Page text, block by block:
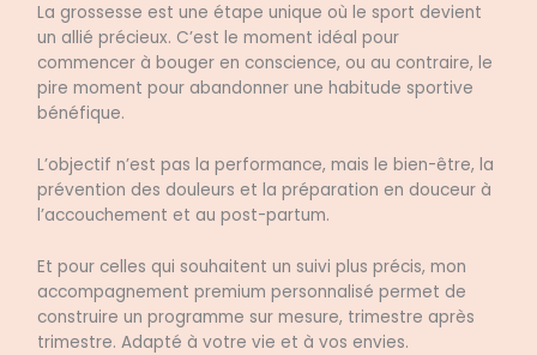
La grossesse est une étape unique où le sport devient
un allié précieux. C’est le moment idéal pour
commencer à bouger en conscience, ou au contraire, le
pire moment pour abandonner une habitude sportive
bénéfique.
L’objectif n’est pas la performance, mais le bien-être, la
prévention des douleurs et la préparation en douceur à
l’accouchement et au post-partum.
Et pour celles qui souhaitent un suivi plus précis, mon
accompagnement premium personnalisé permet de
construire un programme sur mesure, trimestre après
trimestre. Adapté à votre vie et à vos envies.